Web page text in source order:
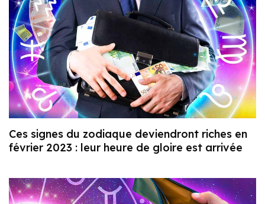
Ces signes du zodiaque deviendront riches en
février 2023 : leur heure de gloire est arrivée